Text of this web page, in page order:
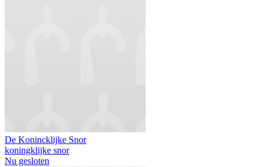
De Konincklijke Snor
koningklijke snor
Nu gesloten